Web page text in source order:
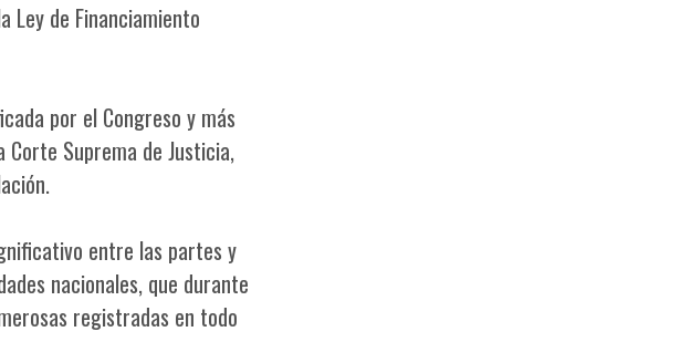
Ley de Financiamiento
por el Congreso y más
Suprema de Justicia,
entre las partes y
nacionales, que durante
registradas en todo